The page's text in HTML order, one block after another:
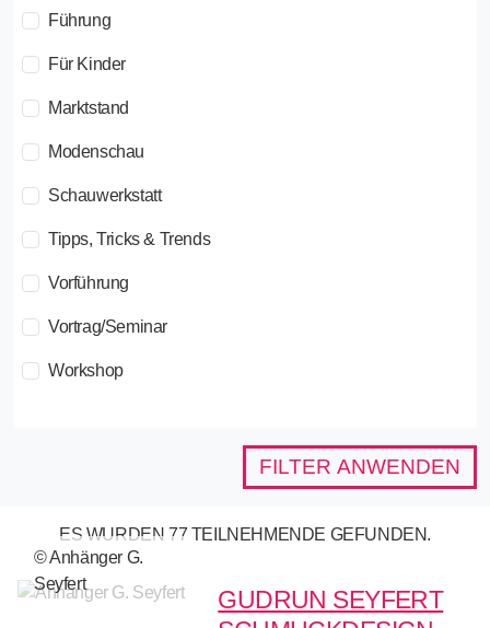
Führung
Für Kinder
Marktstand
Modenschau
Schauwerkstatt
Tipps, Tricks & Trends
Vorführung
Vortrag/Seminar
Workshop
FILTER ANWENDEN
ES WURDEN 77 TEILNEHMENDE GEFUNDEN.
© Anhänger G.
Seyfert
GUDRUN SEYFERT